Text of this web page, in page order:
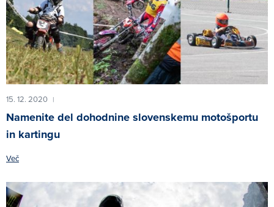
15. 12. 2020 |
Namenite del dohodnine slovenskemu motošportu
in kartingu
Več